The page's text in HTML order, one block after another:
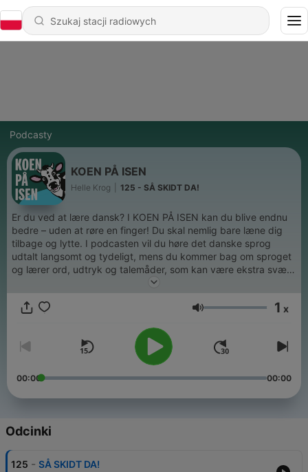
Podcasty
KOEN PÅ ISEN
Helle Krog 125 - SÅ SKIDT DA!
Er du ved at lære dansk? I KOEN PÅ ISEN kan du blive endnu
bedre – uden at røre en finger! Du skal nemlig bare læne dig
tilbage og lytte. I podcasten vil du høre det danske sprog
udtalt langsomt og tydeligt, mens du kommer bag om sproget
og lærer ord, udtryk og talemåder, som kan være ekstra svære
at forstå for udlændinge/ikke-dansksprogede. F.eks. vil du
ikke drikker kaffe, eller tager benene på nakken, selvom de
nemmere at forstå dansk – det bliver også sjovere.
Głośność 1 x
00:00 00:00
Odcinki
125 - SÅ SKIDT DA!